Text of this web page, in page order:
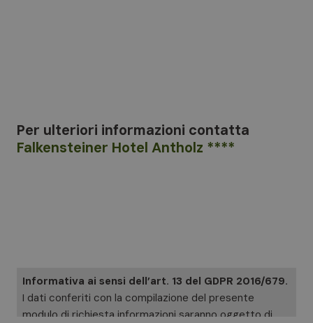
Per ulteriori informazioni contatta
Falkensteiner Hotel Antholz ****
Informativa ai sensi dell’art. 13 del GDPR 2016/679.
I dati conferiti con la compilazione del presente
modulo di richiesta informazioni saranno oggetto di